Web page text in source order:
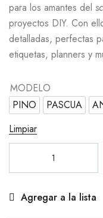
para los amantes del
proyectos DIY. Con
detalladas, perfectas
etiquetas, planners y
MODELO
PINO
PASCUA
Limpiar
Agregar a la lista